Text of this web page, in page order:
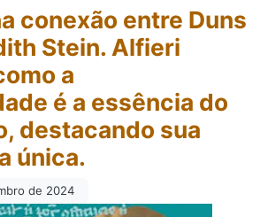
conexão entre Duns
Stein. Alfieri
a
é a essência do
destacando sua
única.
de 2024